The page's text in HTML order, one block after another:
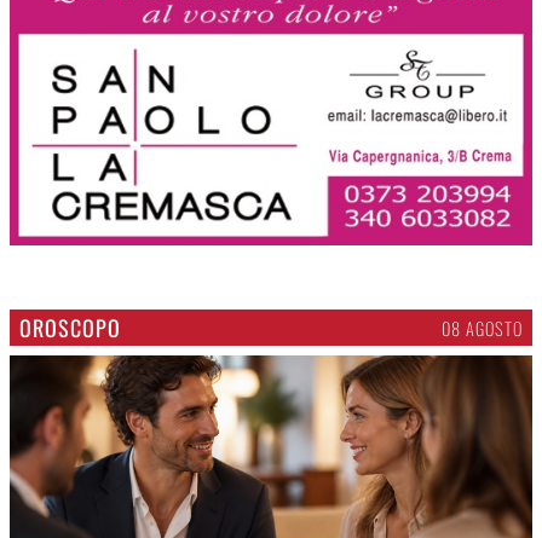
OROSCOPO 08 AGOSTO